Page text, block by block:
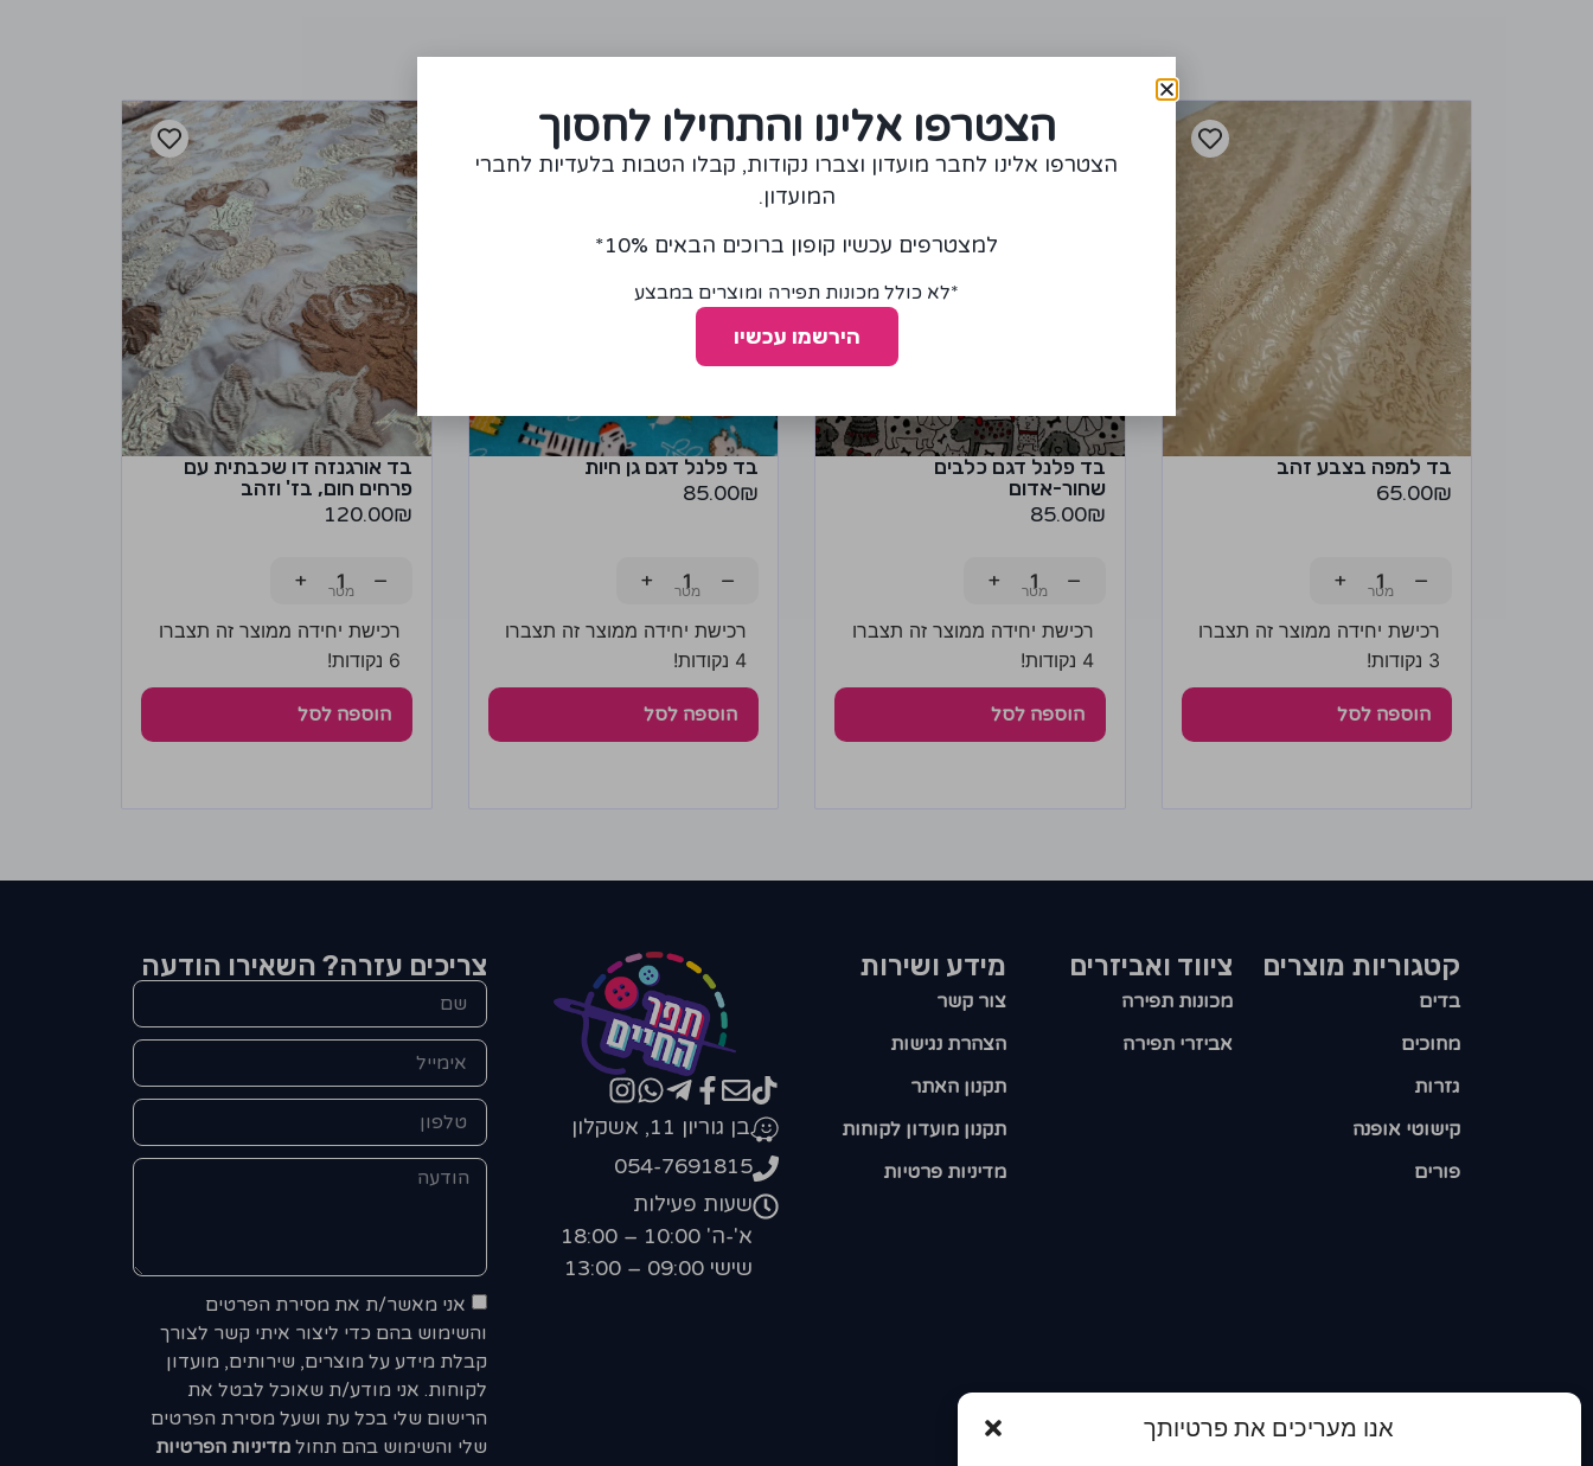
אנו מעריכים את פרטיותך
בד למפה בצבע זהב
65.00₪
−
+
רכישת יחידה ממוצר זה תצברו
3 נקודות!
הוספה לסל
בד פלנל דגם כלבים
שחור-אדום
85.00₪
−
+
רכישת יחידה ממוצר זה תצברו
4 נקודות!
הוספה לסל
בד פלנל דגם גן חיות
85.00₪
−
+
רכישת יחידה ממוצר זה תצברו
4 נקודות!
הוספה לסל
בד אורגנזה דו שכבתית עם
פרחים חום, בז' וזהב
120.00₪
−
+
רכישת יחידה ממוצר זה תצברו
6 נקודות!
הוספה לסל
קטגוריות מוצרים​
בדים
מחוכים
גזרות
קישוטי אופנה
פורים
ציווד ואביזרים
מכונות תפירה
אביזרי תפירה
מידע ושירות
צור קשר
הצהרת נגישות
תקנון האתר
תקנון מועדון לקוחות
מדיניות פרטיות
בן גוריון 11, אשקלון
054-7691815
שעות פעילות
א'-ה' 10:00 – 18:00
שישי 09:00 – 13:00
צריכים עזרה? השאירו הודעה
אני מאשר/ת את מסירת הפרטים
והשימוש בהם כדי ליצור איתי קשר לצורך
קבלת מידע על מוצרים, שירותים, מועדון
לקוחות. אני מודע/ת שאוכל לבטל את
הרישום שלי בכל עת ושעל מסירת הפרטים
שלי והשימוש בהם תחול מדיניות הפרטיות
הצטרפו אלינו והתחילו לחסוך
הצטרפו אלינו לחבר מועדון וצברו נקודות, קבלו הטבות בלעדיות לחברי
המועדון.
למצטרפים עכשיו קופון ברוכים הבאים 10%*
*לא כולל מכונות תפירה ומוצרים במבצע
הירשמו עכשיו